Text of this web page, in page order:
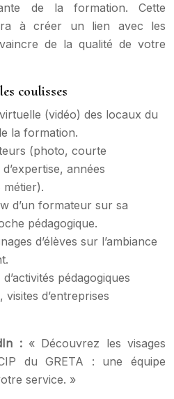
de la formation. Cette
à créer un lien avec les
de la qualité de votre
coulisses
(vidéo) des locaux du
la formation.
(photo, courte
années
métier).
d’un formateur sur sa
pédagogique.
d’élèves sur l’ambiance
pédagogiques
d’entreprises
: « Découvrez les visages
du GRETA : une équipe
service. »